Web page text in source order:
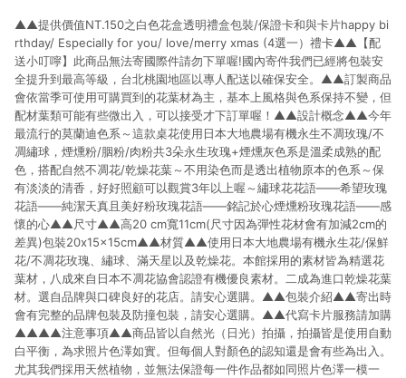
▲▲提供價值NT.150之白色花盒透明禮盒包裝/保證卡和與卡片happy bi
rthday/ Especially for you/ love/merry xmas (4選一）禮卡▲▲【配
送小叮嚀】此商品無法寄國際件請勿下單喔!國內寄件我們已經將包裝安
全提升到最高等級，台北桃園地區以專人配送以確保安全。▲▲訂製商品
會依當季可使用可購買到的花葉材為主，基本上風格與色系保持不變，但
配材葉類可能有些微出入，可以接受才下訂單喔！▲▲設計概念▲▲今年
最流行的莫蘭迪色系～這款桌花使用日本大地農場有機永生不凋玫瑰/不
凋繡球，煙燻粉/胭粉/肉粉共3朵永生玫瑰+煙燻灰色系是溫柔成熟的配
色，搭配自然不凋花/乾燥花葉～不用染色而是透出植物原本的色系～保
有淡淡的清香，好好照顧可以觀賞3年以上喔～繡球花花語——希望玫瑰
花語——純潔天真且美好粉玫瑰花語——銘記於心煙燻粉玫瑰花語——感
懷的心▲▲尺寸▲▲高20 cm寬11cm(尺寸因為彈性花材會有加減2cm的
差異)包裝20x15x15cm▲▲材質▲▲使用日本大地農場有機永生花/保鮮
花/不凋花玫瑰、繡球、滿天星以及乾燥花。本館採用的素材皆為精選花
葉材，八成來自日本不凋花協會認證有機優良素材。二成為進口乾燥花葉
材。選自品牌與口碑良好的花店。請安心選購。▲▲包裝介紹▲▲寄出時
會有完整的品牌包裝及防撞包裝，請安心選購。▲▲代寫卡片服務請加購
▲▲▲▲注意事項▲▲商品皆以自然光（日光）拍攝，拍攝皆是使用自動
白平衡，為求照片色澤如實。但每個人對顏色的認知還是會有些為出入。
尤其我們採用天然植物，並無法保證每一件作品都如同照片色澤一模一